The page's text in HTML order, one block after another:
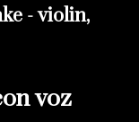
- violin,
voz